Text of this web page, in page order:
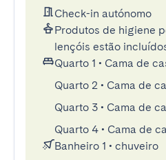
Check-in autónomo
Produtos de higiene
lençóis estão
Quarto 1 • Cama de
Quarto 2 • Cama de
Quarto 3 • Cama de
Quarto 4 • Cama de
Banheiro 1 • chuveiro